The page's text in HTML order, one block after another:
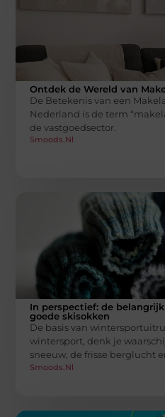
Ontdek de Wereld van
De Betekenis van een
Nederland is de term
de vastgoedsector.
Smoods.nl
In perspectief: de
goede skisokken
De basis van
wintersport, denk je
sneeuw, de frisse berglucht
Smoods.nl